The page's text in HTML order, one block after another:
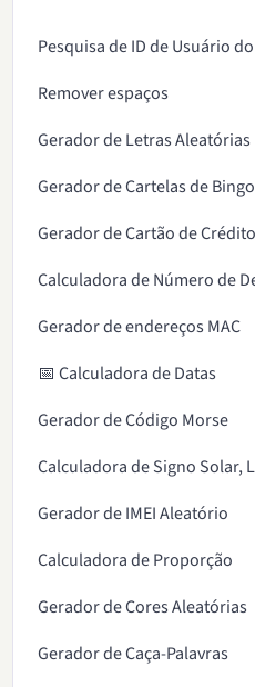
Pesquisa de ID de Usuário
Remover espaços
Gerador de Letras Aleatórias
Gerador de Cartelas de Bingo
Gerador de Cartão de
Calculadora de Número de
Gerador de endereços MAC
📅 Calculadora de Datas
Gerador de Código Morse
Calculadora de Signo Solar,
Gerador de IMEI Aleatório
Calculadora de Proporção
Gerador de Cores Aleatórias
Gerador de Caça-Palavras